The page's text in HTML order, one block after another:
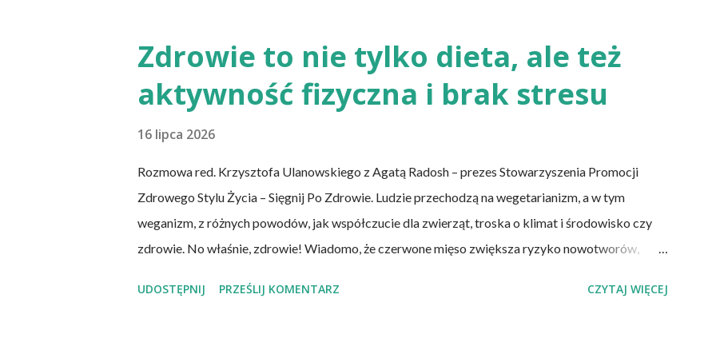
prapradziadów możemy także spożywać przaśny, niekwaszony chleb. Najprostszy przepis na
podpłomyki to: wziąć mąkę, wodę i trochę soli. Z tych składników zagnieść ciasto, dodając mąkę
w takiej ilości, aby ciasto nie kleiło się do palców. Z kolei r...
Zdrowie to nie tylko dieta, ale też
aktywność fizyczna i brak stresu
16 lipca 2026
Rozmowa red. Krzysztofa Ulanowskiego z Agatą Radosh – prezes Stowarzyszenia Promocji
Zdrowego Stylu Życia – Sięgnij Po Zdrowie. Ludzie przechodzą na wegetarianizm, a w tym
weganizm, z różnych powodów, jak współczucie dla zwierząt, troska o klimat i środowisko czy
zdrowie. No właśnie, zdrowie! Wiadomo, że czerwone mięso zwiększa ryzyko nowotworów,
zachorowania na raka. Czy jednak dieta wegańska dostarczy organizmowi wszystkich
UDOSTĘPNIJ PRZEŚLIJ KOMENTARZ CZYTAJ WIĘCEJ